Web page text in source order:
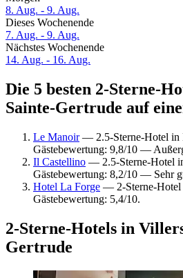
8. Aug. - 9. Aug.
Dieses Wochenende
7. Aug. - 9. Aug.
Nächstes Wochenende
14. Aug. - 16. Aug.
Die 5 besten 2-Sterne-
Sainte-Gertrude auf
Le Manoir— 2.5-Sterne-Hotel in
Gästebewertung: 9,8/10 —
Il Castellino — 2.5-Sterne-Hotel
Gästebewertung: 8,2/10 — Sehr
Hotel La Forge — 2-Sterne-Hotel
Gästebewertung: 5,4/10.
2-Sterne-Hotels in
Gertrude